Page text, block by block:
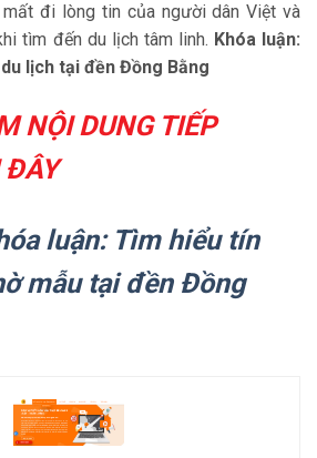
mất đi lòng tin của người dân Việt và
tìm đến du lịch tâm linh. Khóa luận:
lịch tại đền Đồng Bằng
NỘI DUNG TIẾP
ĐÂY
luận: Tìm hiểu tín
mẫu tại đền Đồng